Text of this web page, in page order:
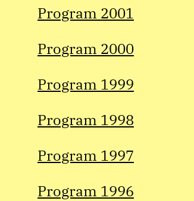
Program 2001
Program 2000
Program 1999
Program 1998
Program 1997
Program 1996